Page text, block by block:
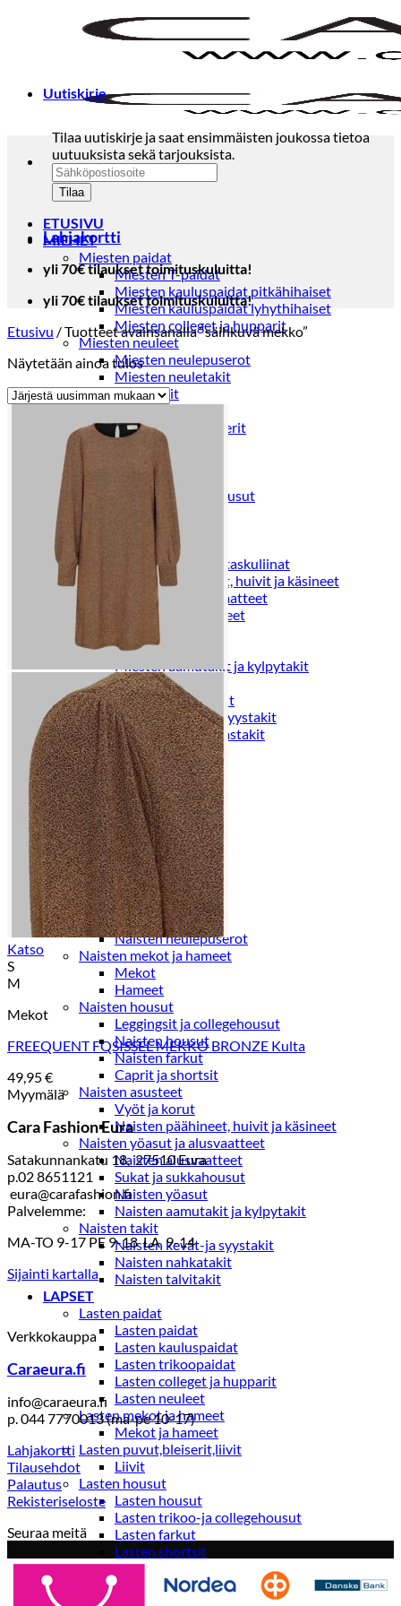
ETUSIVU
MIEHET
Miesten paidat
Miesten T-paidat
Miesten kauluspaidat pitkähihaiset
Miesten kauluspaidat lyhythihaiset
Miesten colleget ja hupparit
Miesten neuleet
Miesten neulepuserot
Miesten neuletakit
Puvut ja blazerit
Puvut
Puvuntakit ja blazerit
Miesten housut
Miesten housut
Miesten farkut
Miesten collegehousut
Miesten shortsit
Miesten asusteet
Vyöt ja olkaimet
Solmiot, rusetit ja taskuliinat
Miesten päähineet, huivit ja käsineet
Miesten yöasut ja alusvaatteet
Miesten alusvaatteet
Miesten sukat
Miesten yöasut
Miesten aamutakit ja kylpytakit
Miesten takit
Miesten nahkatakit
Miesten kevät-ja syystakit
Miesten villakangastakit
Miesten talvitakit
NAISET
Naisten paidat
Naisten colleget
Paidat, tunikat ja jakut
Trikoopaidat
Naisten puserot
Tunikat
Jakut ja liivit
Naisten neuleet
Naisten neuletakit
Naisten neulepuserot
Naisten mekot ja hameet
Mekot
Hameet
Naisten housut
Leggingsit ja collegehousut
Naisten housut
Naisten farkut
Caprit ja shortsit
Naisten asusteet
Vyöt ja korut
Naisten päähineet, huivit ja käsineet
Naisten yöasut ja alusvaatteet
Naisten alusvaatteet
Sukat ja sukkahousut
Naisten yöasut
Naisten aamutakit ja kylpytakit
Naisten takit
Naisten kevät-ja syystakit
Naisten nahkatakit
Naisten talvitakit
LAPSET
Lasten paidat
Lasten paidat
Lasten kauluspaidat
Lasten trikoopaidat
Lasten colleget ja hupparit
Lasten neuleet
Lasten mekot ja hameet
Mekot ja hameet
Lasten puvut,bleiserit,liivit
Liivit
Lasten housut
Lasten housut
Lasten trikoo-ja collegehousut
Lasten farkut
Lasten shortsit
Lasten juhlahousut
Yöasut ja kylpytakit
Uutiskirje
Tilaa uutiskirje ja saat ensimmäisten joukossa tietoa
uutuuksista sekä tarjouksista.
Lahjakortti
yli 70€ tilaukset toimituskuluitta!
yli 70€ tilaukset toimituskuluitta!
Etusivu /Tuotteet avainsanalla “säihkuvä mekko”
Näytetään ainoa tulos
Katso
S
M
Mekot
FREEQUENT FQSISSEL MEKKO BRONZE Kulta
49,95€
Myymälä
Cara Fashion Eura
Satakunnankatu 18, 27510 Eura
p.02 8651121
eura@carafashion.fi
Palvelemme:
MA-TO 9-17 PE 9-18 LA 9-14
Sijainti kartalla
Verkkokauppa
Caraeura.fi
info@caraeura.fi
p. 044 7770013 (ma-pe 10-17)
Lahjakortti
Tilausehdot
Palautus
Rekisteriseloste
Seuraa meitä